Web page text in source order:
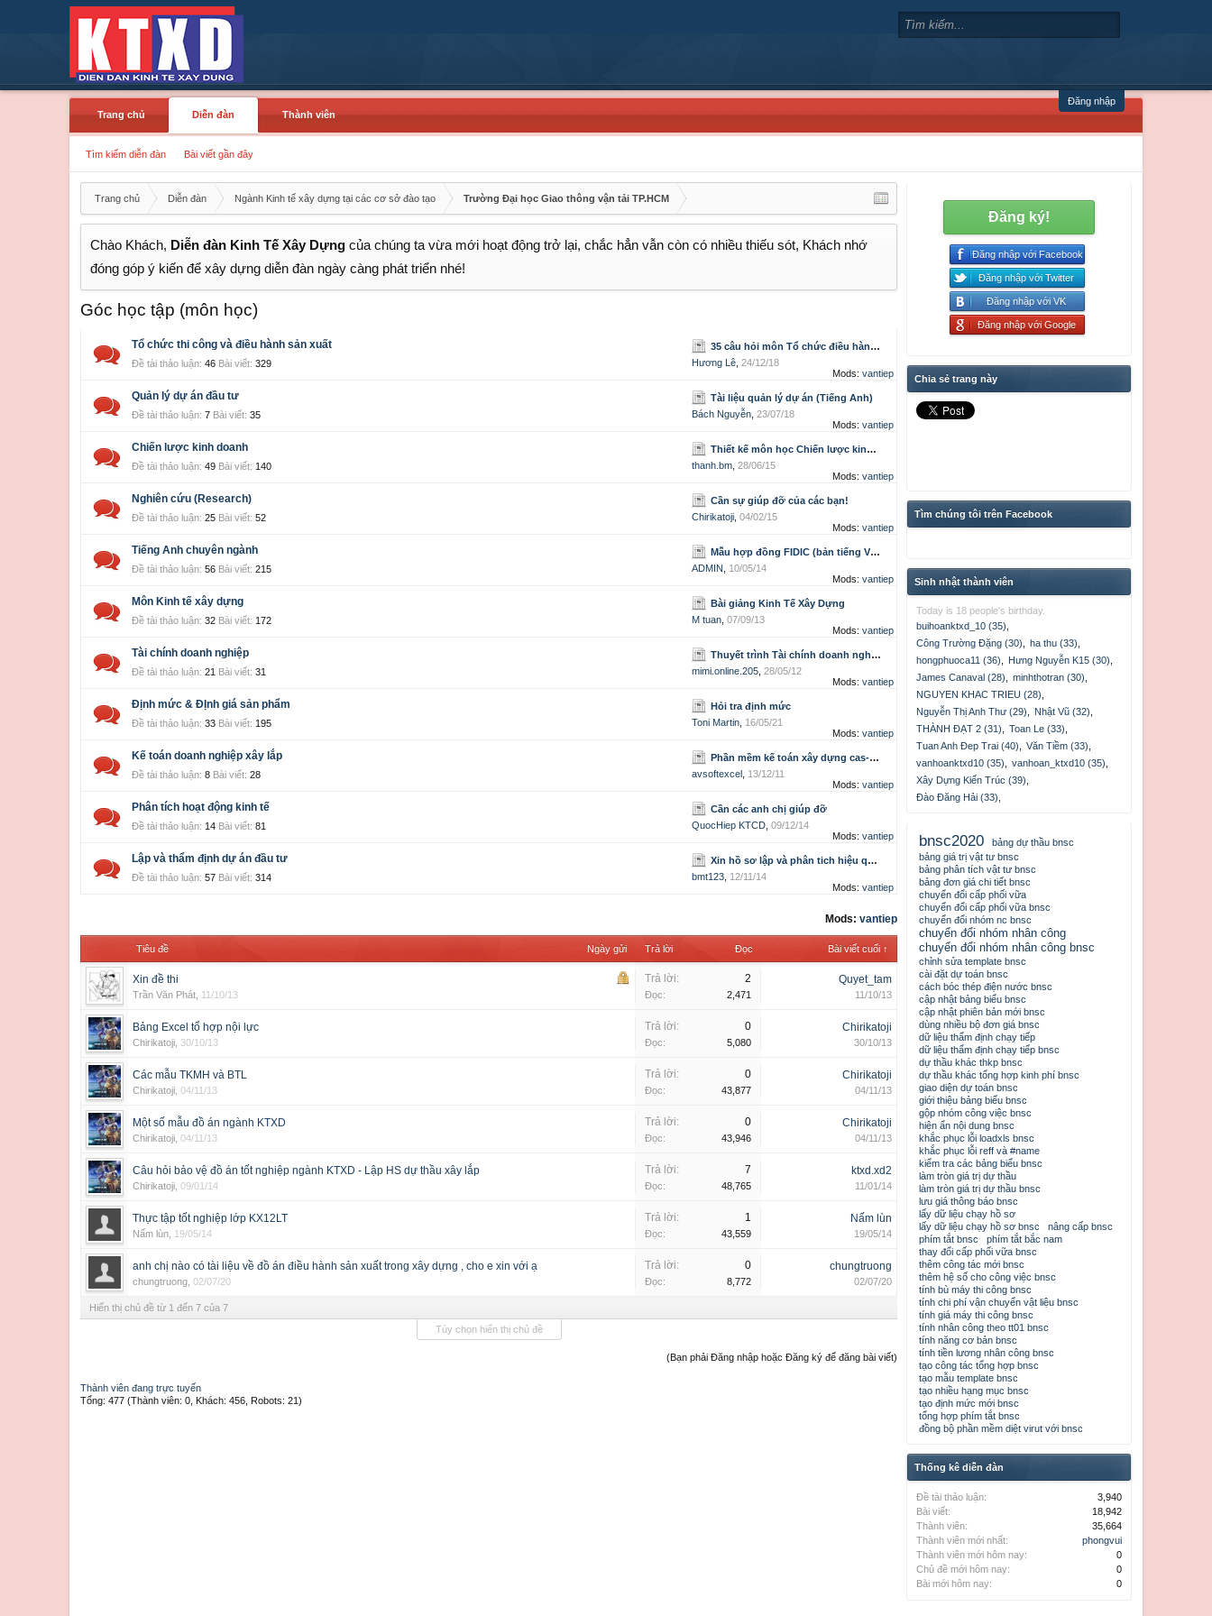
Đăng nhập
Trang chủ
Diễn đàn
Tìm kiếm diễn đàn Bài viết gần đây
Thành viên
Trang chủ Diễn đàn Ngành Kinh tế xây dựng tại các cơ sở đào tạo Trường Đại học Giao thông vận tải TP.HCM
Chào Khách, Diễn đàn Kinh Tế Xây Dựng của chúng ta vừa mới hoạt động trở lại, chắc hẳn vẫn còn có nhiều thiếu sót, Khách nhớ
đóng góp ý kiến để xây dựng diễn đàn ngày càng phát triển nhé!
Góc học tập (môn học)
Tổ chức thi công và điều hành sản xuất
Đề tài thảo luận: 46 Bài viết: 329
Mods: vantiep
35 câu hỏi môn Tổ chức điều hành sản xuất
Hương Lê 24/12/18
Quản lý dự án đầu tư
Đề tài thảo luận: 7 Bài viết: 35
Mods: vantiep
Tài liệu quản lý dự án (Tiếng Anh)
Bách Nguyễn 23/07/18
Chiến lược kinh doanh
Đề tài thảo luận: 49 Bài viết: 140
Mods: vantiep
Thiết kế môn học Chiến lược kinh doanh
thanh.bm 28/06/15
Nghiên cứu (Research)
Đề tài thảo luận: 25 Bài viết: 52
Mods: vantiep
Cần sự giúp đỡ của các bạn!
Chirikatoji 04/02/15
Tiếng Anh chuyên ngành
Đề tài thảo luận: 56 Bài viết: 215
Mods: vantiep
Mẫu hợp đồng FIDIC (bản tiếng Việt + tiếng Anh)
ADMIN
10/05/14
Môn Kinh tế xây dựng
Đề tài thảo luận: 32 Bài viết: 172
Mods: vantiep
Bài giảng Kinh Tế Xây Dựng
M tuan 07/09/13
Tài chính doanh nghiệp
Đề tài thảo luận: 21 Bài viết: 31
Mods: vantiep
Thuyết trình Tài chính doanh nghiệp
mimi.online.205 28/05/12
Định mức & ĐỊnh giá sản phẩm
Đề tài thảo luận: 33 Bài viết: 195
Mods: vantiep
Hỏi tra định mức
Toni Martin 16/05/21
Kế toán doanh nghiệp xây lắp
Đề tài thảo luận: 8 Bài viết: 28
Mods: vantiep
Phần mềm kế toán xây dựng cas-excel
avsoftexcel 13/12/11
Phân tích hoạt động kinh tế
Đề tài thảo luận: 14 Bài viết: 81
Mods: vantiep
Cần các anh chị giúp đỡ
QuocHiep KTCD 09/12/14
Lập và thẩm định dự án đầu tư
Đề tài thảo luận: 57 Bài viết: 314
Mods: vantiep
Xin hồ sơ lập và phân tich hiệu quả dự án đầu tư công trình đường
bmt123 12/11/14
Mods: vantiep
Tiêu đề Ngày gửi Trả lời Đọc Bài viết cuối ↑
Xin đề thi
Trần Văn Phát 11/10/13
Trả lời: 2
Đọc: 2,471
Quyet_tam
11/10/13
Bảng Excel tổ hợp nội lực
Chirikatoji 30/10/13
Trả lời: 0
Đọc: 5,080
Chirikatoji
30/10/13
Các mẫu TKMH và BTL
Chirikatoji 04/11/13
Trả lời: 0
Đọc: 43,877
Chirikatoji
04/11/13
Một số mẫu đồ án ngành KTXD
Chirikatoji 04/11/13
Trả lời: 0
Đọc: 43,946
Chirikatoji
04/11/13
Câu hỏi bảo vệ đồ án tốt nghiệp ngành KTXD - Lập HS dự thầu xây lắp
Chirikatoji 09/01/14
Trả lời: 7
Đọc: 48,765
ktxd.xd2
11/01/14
Thực tập tốt nghiệp lớp KX12LT
Nấm lùn 19/05/14
Trả lời: 1
Đọc: 43,559
Nấm lùn
19/05/14
anh chị nào có tài liệu về đồ án điều hành sản xuất trong xây dựng , cho e xin với ạ
chungtruong 02/07/20
Trả lời: 0
Đọc: 8,772
chungtruong
02/07/20
Hiển thị chủ đề từ 1 đến 7 của 7
Tùy chọn hiển thị chủ đề
(Bạn phải Đăng nhập hoặc Đăng ký để đăng bài viết)
Thành viên đang trực tuyến
Tổng: 477 (Thành viên: 0, Khách: 456, Robots: 21)
Đăng ký!
Đăng nhập với Facebook
Đăng nhập với Twitter
Đăng nhập với VK
Đăng nhập với Google
Chia sẻ trang này
Tìm chúng tôi trên Facebook
Sinh nhật thành viên
Today is 18 people's birthday.
buihoanktxd_10 (35)
Công Trường Đặng (30)
ha thu (33)
hongphuoca11 (36)
Hưng Nguyễn K15 (30)
James Canaval (28)
minhthotran (30)
NGUYEN KHAC TRIEU (28)
Nguyễn Thị Anh Thư (29)
Nhật Vũ (32)
THÀNH ĐẠT 2 (31)
Toan Le (33)
Tuan Anh Đep Trai (40)
Văn Tiềm (33)
vanhoanktxd10 (35)
vanhoan_ktxd10 (35)
Xây Dựng Kiến Trúc (39)
Đào Đăng Hải (33)
bnsc2020
bảng dự thầu bnsc
bảng giá trị vật tư bnsc
bảng phân tích vật tư bnsc
bảng đơn giá chi tiết bnsc
chuyển đổi cấp phối vữa
chuyển đổi cấp phối vữa bnsc
chuyển đổi nhóm nc bnsc
chuyển đổi nhóm nhân công
chuyển đổi nhóm nhân công bnsc
chỉnh sửa template bnsc
cài đặt dự toán bnsc
cách bóc thép điện nước bnsc
cập nhật bảng biểu bnsc
cập nhật phiên bản mới bnsc
dùng nhiều bộ đơn giá bnsc
dữ liệu thẩm định chạy tiếp
dữ liệu thẩm định chạy tiếp bnsc
dự thầu khác thkp bnsc
dự thầu khác tổng hợp kinh phí bnsc
giao diện dự toán bnsc
giới thiệu bảng biểu bnsc
gộp nhóm công việc bnsc
hiện ẩn nội dung bnsc
khắc phục lỗi loadxls bnsc
khắc phục lỗi reff và #name
kiểm tra các bảng biểu bnsc
làm tròn giá trị dự thầu
làm tròn giá trị dự thầu bnsc
lưu giá thông báo bnsc
lấy dữ liệu chạy hồ sơ
lấy dữ liệu chạy hồ sơ bnsc
nâng cấp bnsc
phím tắt bnsc
phím tắt bắc nam
thay đổi cấp phối vữa bnsc
thêm công tác mới bnsc
thêm hệ số cho công việc bnsc
tính bù máy thi công bnsc
tính chi phí vận chuyển vật liệu bnsc
tính giá máy thi công bnsc
tính nhân công theo tt01 bnsc
tính năng cơ bản bnsc
tính tiền lương nhân công bnsc
tạo công tác tổng hợp bnsc
tạo mẫu template bnsc
tạo nhiều hạng mục bnsc
tạo định mức mới bnsc
tổng hợp phím tắt bnsc
đồng bộ phần mềm diệt virut với bnsc
Thống kê diễn đàn
Đề tài thảo luận:
3,940
Bài viết:
18,942
Thành viên:
35,664
Thành viên mới nhất:
phongvui
Thành viên mới hôm nay:
0
Chủ đề mới hôm nay:
0
Bài mới hôm nay:
0